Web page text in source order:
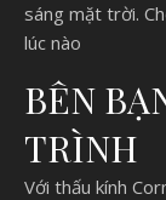
sáng mặt trời.
lúc nào
BÊN
TRÌNH
Với thấu kính